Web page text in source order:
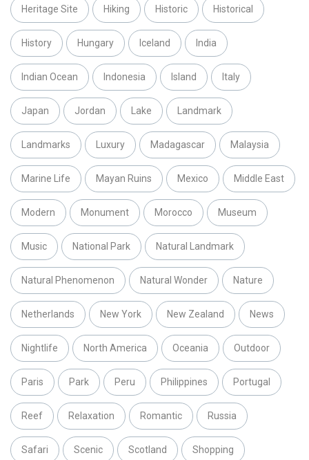
Heritage Site Hiking Historic Historical
History Hungary Iceland India
Indian Ocean Indonesia Island Italy
Japan Jordan Lake Landmark
Landmarks Luxury Madagascar Malaysia
Marine Life Mayan Ruins Mexico Middle East
Modern Monument Morocco Museum
Music National Park Natural Landmark
Natural Phenomenon Natural Wonder Nature
Netherlands New York New Zealand News
Nightlife North America Oceania Outdoor
Paris Park Peru Philippines Portugal
Reef Relaxation Romantic Russia
Safari Scenic Scotland Shopping